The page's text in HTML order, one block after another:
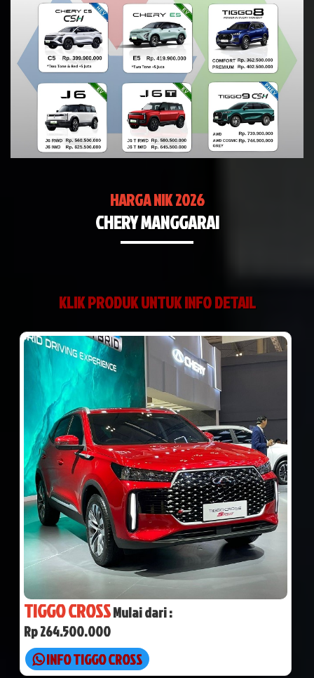
HARGA NIK 2026
CHERY MANGGARAI
KLIK PRODUK UNTUK INFO DETAIL
TIGGO CROSSMulai dari :
Rp 264.500.000
INFO TIGGO CROSS